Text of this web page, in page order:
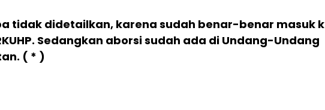
tidak didetailkan, karena sudah benar-benar masuk
Sedangkan aborsi sudah ada di Undang-Undang
( * )